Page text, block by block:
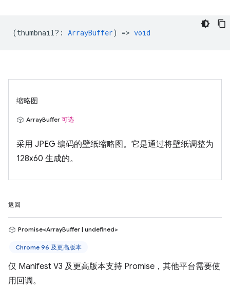
(thumbnail? : ArrayBuffer) => void
缩略图
ArrayBuffer 可选
采用 JPEG 编码的壁纸缩略图。它是通过将壁纸调整为
128x60 生成的。
返回
Promise<ArrayBuffer | undefined>
Chrome 96 及更高版本
仅 Manifest V3 及更高版本支持 Promise，其他平台需要使
用回调。